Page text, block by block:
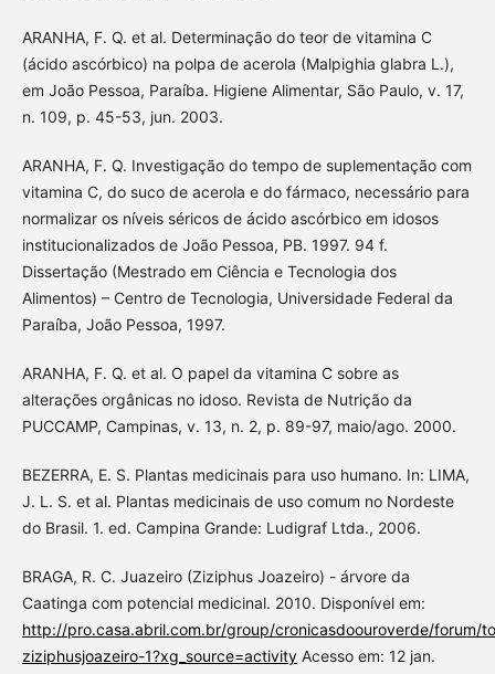
ARANHA, F. Q. et al. Determinação do teor de vitamina C
(ácido ascórbico) na polpa de acerola (Malpighia glabra L.),
em João Pessoa, Paraíba. Higiene Alimentar, São Paulo, v. 17,
n. 109, p. 45-53, jun. 2003.
ARANHA, F. Q. Investigação do tempo de suplementação com
vitamina C, do suco de acerola e do fármaco, necessário para
normalizar os níveis séricos de ácido ascórbico em idosos
institucionalizados de João Pessoa, PB. 1997. 94 f.
Dissertação (Mestrado em Ciência e Tecnologia dos
Alimentos) – Centro de Tecnologia, Universidade Federal da
Paraíba, João Pessoa, 1997.
ARANHA, F. Q. et al. O papel da vitamina C sobre as
alterações orgânicas no idoso. Revista de Nutrição da
PUCCAMP, Campinas, v. 13, n. 2, p. 89-97, maio/ago. 2000.
BEZERRA, E. S. Plantas medicinais para uso humano. In: LIMA,
J. L. S. et al. Plantas medicinais de uso comum no Nordeste
do Brasil. 1. ed. Campina Grande: Ludigraf Ltda., 2006.
BRAGA, R. C. Juazeiro (Ziziphus Joazeiro) - árvore da
Caatinga com potencial medicinal. 2010. Disponível em:
http://pro.casa.abril.com.br/group/cronicasdoouroverde/forum/
ziziphusjoazeiro-1?xg_source=activityAcesso em: 12 jan.